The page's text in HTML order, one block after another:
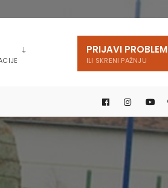
PRIJAVI PROBLEM
ILI SKRENI PAŽNJU